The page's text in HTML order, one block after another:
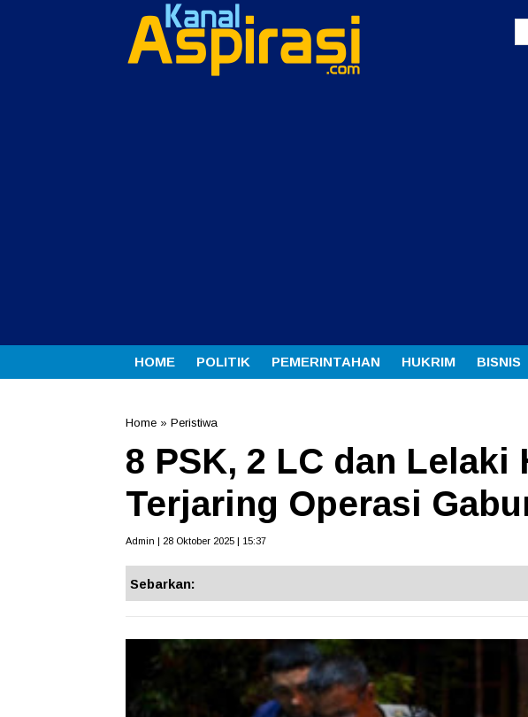
HOME POLITIK PEMERINTAHAN HUKRIM BISNIS
Home » Peristiwa
8 PSK, 2 LC dan Lelaki
Terjaring Operasi
Admin | 28 Oktober 2025 | 15:37
Sebarkan: